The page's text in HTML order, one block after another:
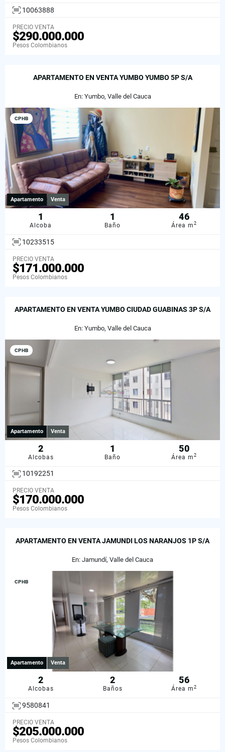
10063888
PRECIO VENTA
$290.000.000
Pesos Colombianos
APARTAMENTO EN VENTA YUMBO YUMBO 5P S/A
En: Yumbo, Valle del Cauca
CPHB
Apartamento Venta
1
Alcoba
1
Baño
46
Área m2
10233515
PRECIO VENTA
$171.000.000
Pesos Colombianos
APARTAMENTO EN VENTA YUMBO CIUDAD GUABINAS 3P S/A
En: Yumbo, Valle del Cauca
CPHB
Apartamento Venta
2
Alcobas
1
Baño
50
Área m2
10192251
PRECIO VENTA
$170.000.000
Pesos Colombianos
APARTAMENTO EN VENTA JAMUNDI LOS NARANJOS 1P S/A
En: Jamundí, Valle del Cauca
CPHB
Apartamento Venta
2
Alcobas
2
Baños
56
Área m2
9580841
PRECIO VENTA
$205.000.000
Pesos Colombianos